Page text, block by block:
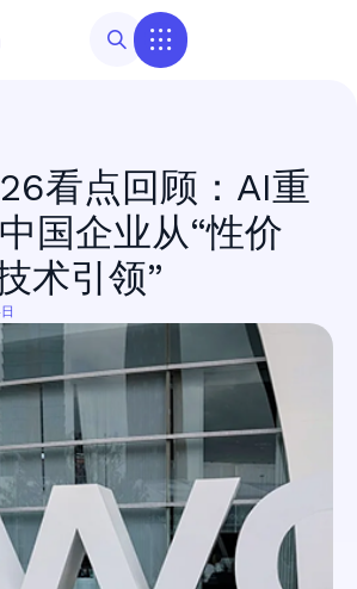
看点回顾：AI重
国企业从“性价
术引领”